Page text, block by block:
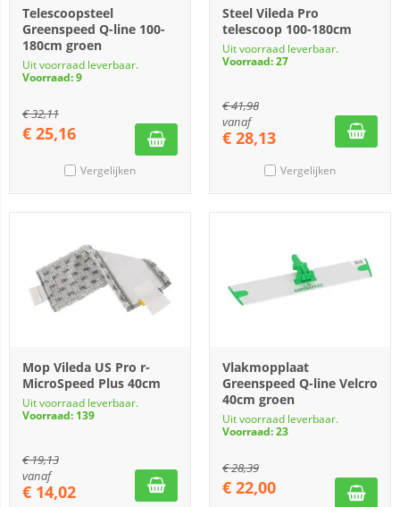
Telescoopsteel
Greenspeed Q-line 100-
180cm groen
Uit voorraad leverbaar.
Voorraad: 9
€32,11
€ 25,16
Vergelijken
Steel Vileda Pro
telescoop 100-180cm
Uit voorraad leverbaar.
Voorraad: 27
€41,98
vanaf
€ 28,13
Vergelijken
Mop Vileda US Pro r-
MicroSpeed Plus 40cm
Uit voorraad leverbaar.
Voorraad: 139
€19,13
vanaf
€ 14,02
Vlakmopplaat
Greenspeed Q-line Velcro
40cm groen
Uit voorraad leverbaar.
Voorraad: 23
€28,39
€ 22,00